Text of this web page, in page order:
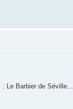
: Le Barbier de Séville...